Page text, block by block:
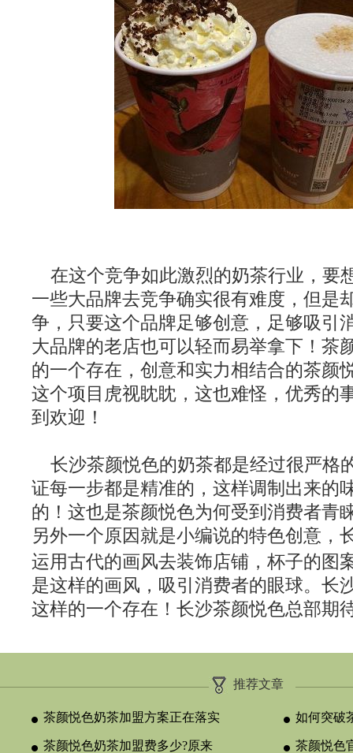
在这个竞争如此激烈的奶茶行业，要
一些大品牌去竞争确实很有难度，但是
争，只要这个品牌足够创意，足够吸引
大品牌的老店也可以轻而易举拿下！茶
的一个存在，创意和实力相结合的茶颜
这个项目虎视眈眈，这也难怪，优秀的
到欢迎！
长沙茶颜悦色的奶茶都是经过很严格
证每一步都是精准的，这样调制出来的
的！这也是茶颜悦色为何受到消费者青
另外一个原因就是小编说的特色创意，
运用古代的画风去装饰店铺，杯子的图
是这样的画风，吸引消费者的眼球。长
这样的一个存在！长沙茶颜悦色总部期
推荐文章
茶颜悦色奶茶加盟方案正在落实 如何突破
颈？
茶颜悦色奶茶加盟费多少?原来 茶颜悦色